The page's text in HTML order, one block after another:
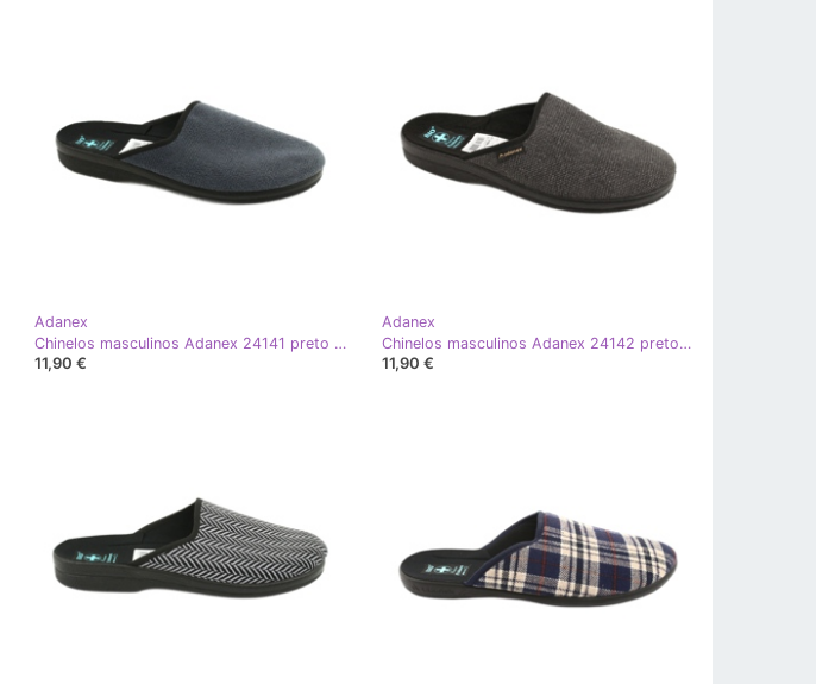
Adanex
Chinelos masculinos Adanex 24141 preto azul
11,90 €
Adanex
Chinelos masculinos Adanex 24142 preto cinza
11,90 €